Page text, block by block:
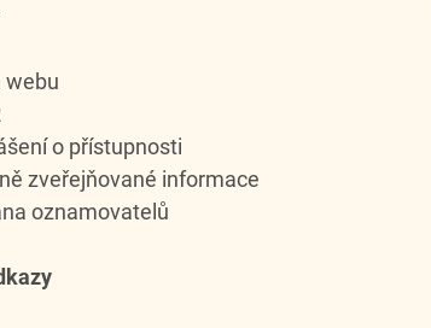
webu
o přístupnosti
zveřejňované informace
oznamovatelů